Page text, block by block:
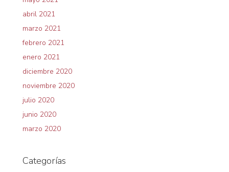
abril 2021
marzo 2021
febrero 2021
enero 2021
diciembre 2020
noviembre 2020
julio 2020
junio 2020
marzo 2020
Categorías